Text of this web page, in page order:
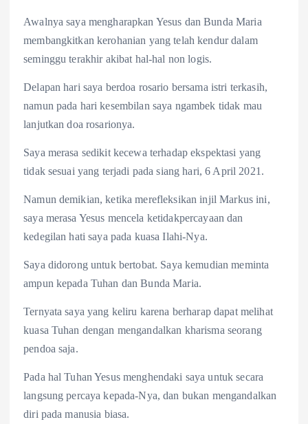
Awalnya saya mengharapkan Yesus dan Bunda Maria
membangkitkan kerohanian yang telah kendur dalam
seminggu terakhir akibat hal-hal non logis.
Delapan hari saya berdoa rosario bersama istri terkasih,
namun pada hari kesembilan saya ngambek tidak mau
lanjutkan doa rosarionya.
Saya merasa sedikit kecewa terhadap ekspektasi yang
tidak sesuai yang terjadi pada siang hari, 6 April 2021.
Namun demikian, ketika merefleksikan injil Markus ini,
saya merasa Yesus mencela ketidakpercayaan dan
kedegilan hati saya pada kuasa Ilahi-Nya.
Saya didorong untuk bertobat. Saya kemudian meminta
ampun kepada Tuhan dan Bunda Maria.
Ternyata saya yang keliru karena berharap dapat melihat
kuasa Tuhan dengan mengandalkan kharisma seorang
pendoa saja.
Pada hal Tuhan Yesus menghendaki saya untuk secara
langsung percaya kepada-Nya, dan bukan mengandalkan
diri pada manusia biasa.